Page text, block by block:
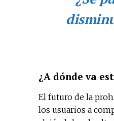
¿A dónde va
El futuro de la
los usuarios a